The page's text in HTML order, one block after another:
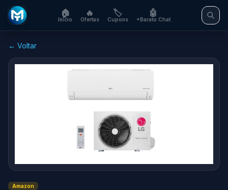
🏠
Início
🔥
Ofertas
🏷️
Cupons
🤖
+Barato Chat
← Voltar
Amazon